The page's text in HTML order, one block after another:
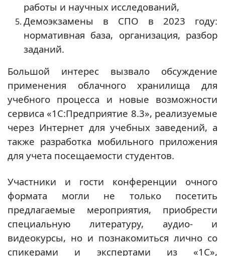
работы и научных исследований,
Демоэкзамены в СПО в 2023 году:
нормативная база, организация, разбор
заданий.
Большой интерес вызвало обсуждение
применения облачного хранилища для
учебного процесса и новые возможности
сервиса «1С:Предприятие 8.3», реализуемые
через Интернет для учебных заведений, а
также разработка мобильного приложения
для учета посещаемости студентов.
Участники и гости конференции очного
формата могли не только посетить
предлагаемые мероприятия, приобрести
специальную литературу, аудио- и
видеокурсы, но и познакомиться лично со
спикерами и экспертами из «1С»,